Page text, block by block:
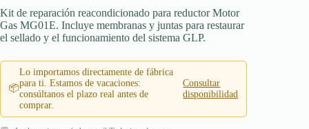
Kit de reparación reacondicionado para reductor Motor
Gas MG01E. Incluye membranas y juntas para restaurar
el sellado y el funcionamiento del sistema GLP.
📦
Lo importamos directamente de fábrica
para ti. Estamos de vacaciones:
consúltanos el plazo real antes de
comprar.
Consultar
disponibilidad